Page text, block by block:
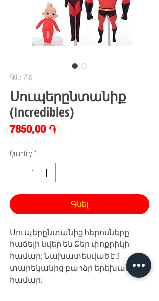
SKU: 758
Սուպերընտանիք
(Incredibles)
7850,00 ֏Price
Quantity *
Գնել
Սուպերընտանիք հերոսները
հաճելի նվեր են Ձեր փոքրիկի
համար: Նախատեսված է 3
տարեկանից բարձր երեխաների
համար: